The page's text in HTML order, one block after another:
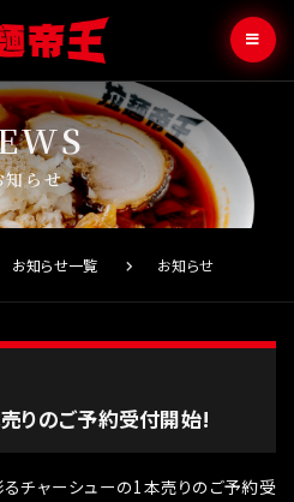
知らせ
お知らせ一覧 お知らせ
りのご予約受付開始!
チャーシューの1本売りのご予約受